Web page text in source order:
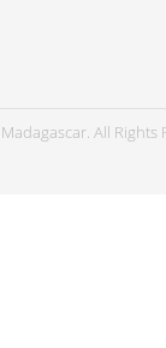
All Rights